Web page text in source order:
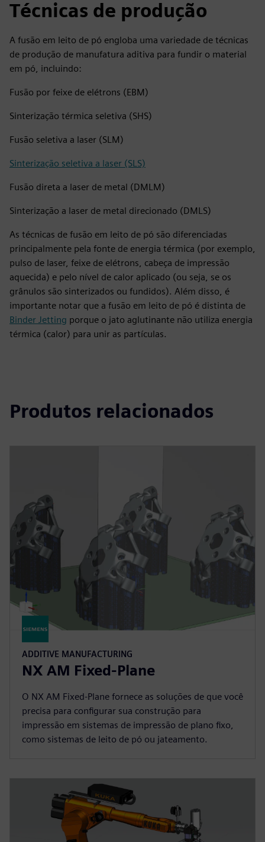
Técnicas de produção
A fusão em leito de pó engloba uma variedade de técnicas
de produção de manufatura aditiva para fundir o material
em pó, incluindo:
Fusão por feixe de elétrons (EBM)
Sinterização térmica seletiva (SHS)
Fusão seletiva a laser (SLM)
Sinterização seletiva a laser (SLS)
Fusão direta a laser de metal (DMLM)
Sinterização a laser de metal direcionado (DMLS)
As técnicas de fusão em leito de pó são diferenciadas
principalmente pela fonte de energia térmica (por exemplo,
pulso de laser, feixe de elétrons, cabeça de impressão
aquecida) e pelo nível de calor aplicado (ou seja, se os
grânulos são sinterizados ou fundidos). Além disso, é
importante notar que a fusão em leito de pó é distinta de
Binder Jetting porque o jato aglutinante não utiliza energia
térmica (calor) para unir as partículas.
Produtos relacionados
ADDITIVE MANUFACTURING
NX AM Fixed-Plane
O NX AM Fixed-Plane fornece as soluções de que você
precisa para configurar sua construção para
impressão em sistemas de impressão de plano fixo,
como sistemas de leito de pó ou jateamento.